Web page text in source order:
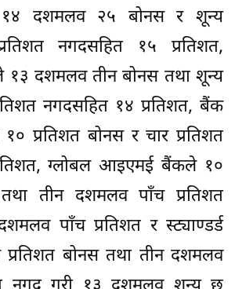
१४ दशमलव २५ बोनस र शून्य
नगदसहित १५ प्रतिशत,
१३ दशमलव तीन बोनस तथा शून्य
नगदसहित १४ प्रतिशत, बैंक
प्रतिशत बोनस र चार प्रतिशत
ग्लोबल आइएमई बैंकले १०
तीन दशमलव पाँच प्रतिशत
पाँच प्रतिशत र स्ट्याण्डर्ड
प्रतिशत बोनस तथा तीन दशमलव